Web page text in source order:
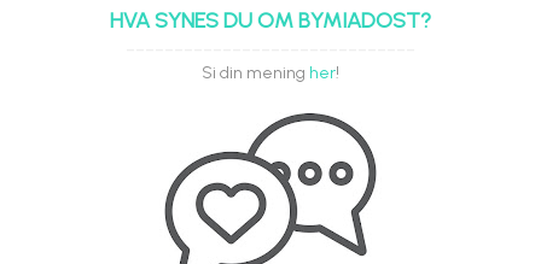
HVA SYNES DU OM BYMIADOST?
Si din mening her!